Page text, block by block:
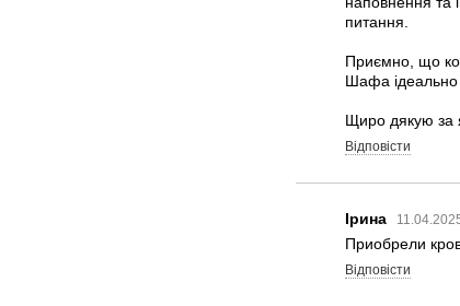
питання.
Приємно, що
Шафа ідеально
Щиро дякую за
Відповісти
Ірина
Приобрели
Відповісти